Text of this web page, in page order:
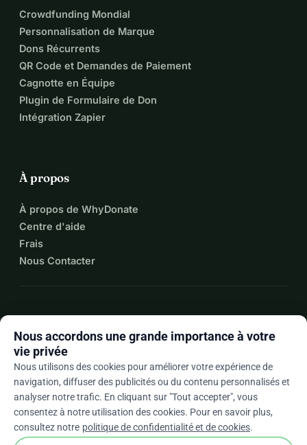
Crowdfunding Mondial
Personnalisation de Marque
Dons Récurrents
QR Code et Demandes de Paiement
Cagnotte en Équipe
Plugin de Formulaire de Don
Intégration Zapier
À propos
À propos de WhyDonate
Centre d'aide
Frais
Nous Contacter
Fr arrow_drop_down
★★★★★4,9 / 5 sur la base de 500+ avis
Nous accordons une grande importance à votre
vie privée
Nous utilisons des cookies pour améliorer votre expérience de
navigation, diffuser des publicités ou du contenu personnalisés et
analyser notre trafic. En cliquant sur "Tout accepter", vous
consentez à notre utilisation des cookies. Pour en savoir plus,
consultez notre politique de confidentialité et de cookies.